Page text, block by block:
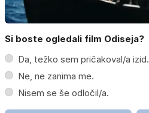
Si boste ogledali film Odiseja?
Da, težko sem pričakoval/a izid.
Ne, ne zanima me.
Nisem se še odločil/a.